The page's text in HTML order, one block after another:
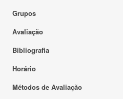
Grupos
Avaliação
Bibliografia
Horário
Métodos de Avaliação